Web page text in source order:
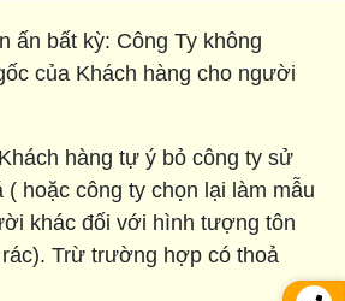
ấn bất kỳ: Công Ty không
của Khách hàng cho người
hàng tự ý bỏ công ty sử
( hoặc công ty chọn lại làm mẫu
khác đối với hình tượng tôn
Trừ trường hợp có thoả